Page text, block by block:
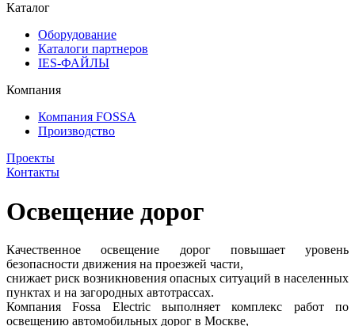
Каталог
Оборудование
Каталоги партнеров
IES-ФАЙЛЫ
Компания
Компания FOSSA
Производство
Проекты
Контакты
Освещение дорог
Качественное освещение дорог повышает уровень
безопасности движения на проезжей части,
снижает риск возникновения опасных ситуаций в населенных
пунктах и на загородных автотрассах.
Компания Fossa Electric выполняет комплекс работ по
освещению автомобильных дорог в Москве,